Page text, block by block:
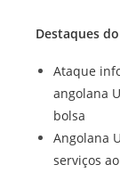
Destaques
Ataque
angolana
bolsa
Angolana
serviços